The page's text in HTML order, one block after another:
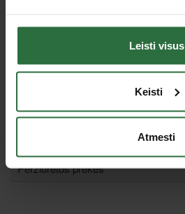
Leisti visus
Keisti
Atmesti
Jus dominančios panašios prekės
Peržiūrėtos prekės